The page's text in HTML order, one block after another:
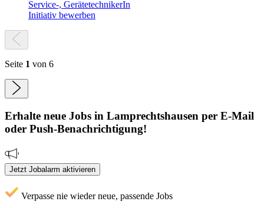
Service-, GerätetechnikerIn
Initiativ bewerben
Seite 1 von 6
Erhalte neue Jobs in Lamprechtshausen per E-Mail
oder Push-Benachrichtigung!
Jetzt Jobalarm aktivieren
Verpasse nie wieder neue, passende Jobs